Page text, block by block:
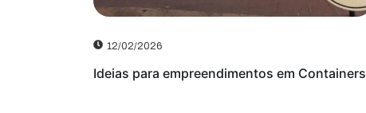
12/02/2026
Ideias para empreendimentos em Containers